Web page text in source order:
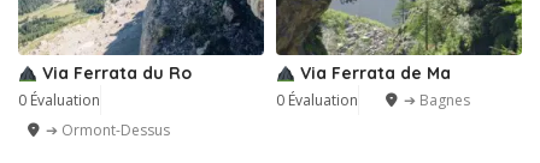
Via Ferrata du Ro
0 Évaluation
➔ Ormont-Dessus
Via Ferrata de Ma
0 Évaluation ➔ Bagnes